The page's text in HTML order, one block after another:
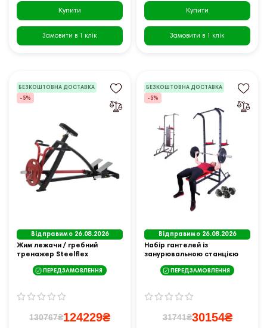
Купити
Замовити в 1 клік
Купити
Замовити в 1 клік
БЕЗКОШТОВНА ДОСТАВКА
-5%
Відправимо 26.08.2026
Жим лежачи / гребний
тренажер Steelflex
червонийПЕРЕДЗАМОВЛЕННЯ
130767₴124229₴
БЕЗКОШТОВНА ДОСТАВКА
-5%
Відправимо 26.08.2026
Набір гантелей із
занурювальною станцією
50 кг
ПЕРЕДЗАМОВЛЕННЯ
31741₴30154₴